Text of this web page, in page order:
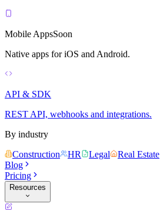
Mobile AppsSoon
Native apps for iOS and Android.
API & SDK
REST API, webhooks and integrations.
By industry
Construction
HR Legal Real Estate
Blog
Pricing
Resources